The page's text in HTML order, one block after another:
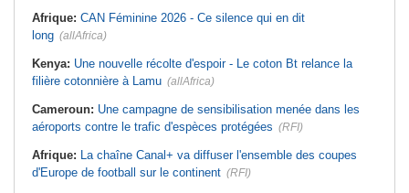
Afrique: CAN Féminine 2026 - Ce silence qui en dit
long (allAfrica)
Kenya: Une nouvelle récolte d'espoir - Le coton Bt relance la
filière cotonnière à Lamu (allAfrica)
Cameroun: Une campagne de sensibilisation menée dans les
aéroports contre le trafic d'espèces protégées (RFI)
Afrique: La chaîne Canal+ va diffuser l'ensemble des coupes
d'Europe de football sur le continent (RFI)